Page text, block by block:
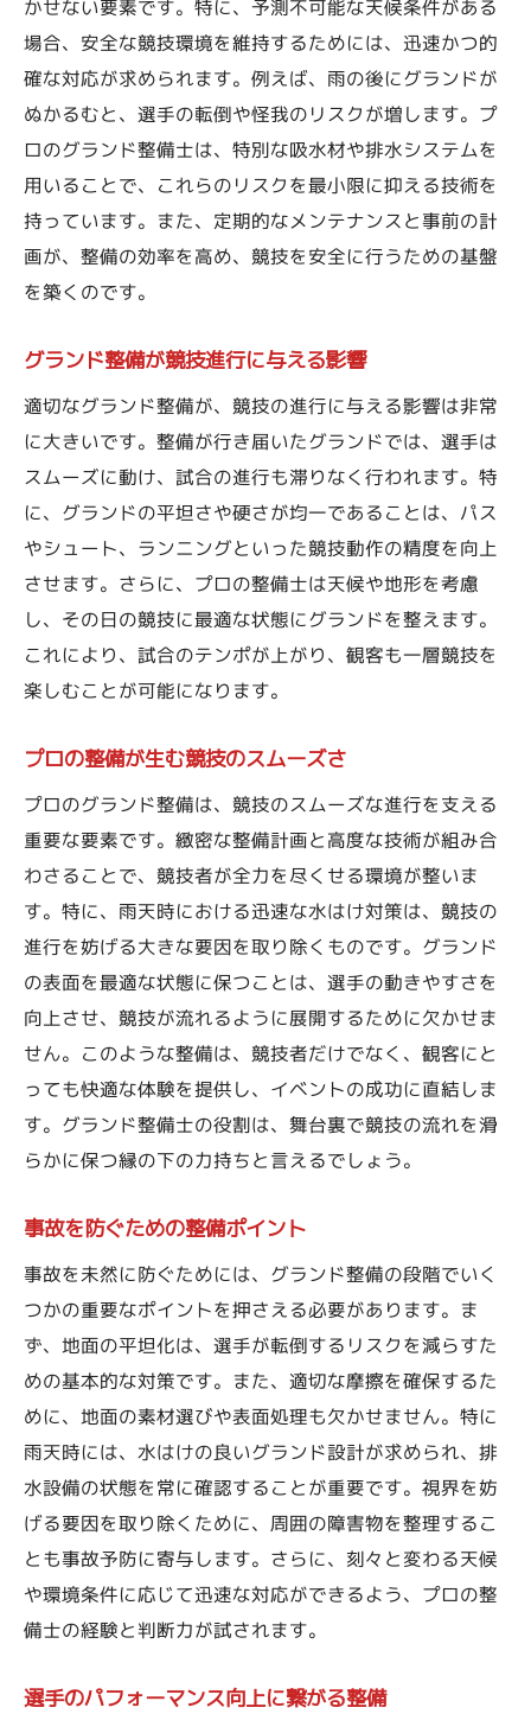
かせない要素です。特に、予測不可能な天候条件がある
場合、安全な競技環境を維持するためには、迅速かつ的
確な対応が求められます。例えば、雨の後にグランドが
ぬかるむと、選手の転倒や怪我のリスクが増します。プ
ロのグランド整備士は、特別な吸水材や排水システムを
用いることで、これらのリスクを最小限に抑える技術を
持っています。また、定期的なメンテナンスと事前の計
画が、整備の効率を高め、競技を安全に行うための基盤
を築くのです。
グランド整備が競技進行に与える影響
適切なグランド整備が、競技の進行に与える影響は非常
に大きいです。整備が行き届いたグランドでは、選手は
スムーズに動け、試合の進行も滞りなく行われます。特
に、グランドの平坦さや硬さが均一であることは、パス
やシュート、ランニングといった競技動作の精度を向上
させます。さらに、プロの整備士は天候や地形を考慮
し、その日の競技に最適な状態にグランドを整えます。
これにより、試合のテンポが上がり、観客も一層競技を
楽しむことが可能になります。
プロの整備が生む競技のスムーズさ
プロのグランド整備は、競技のスムーズな進行を支える
重要な要素です。緻密な整備計画と高度な技術が組み合
わさることで、競技者が全力を尽くせる環境が整いま
す。特に、雨天時における迅速な水はけ対策は、競技の
進行を妨げる大きな要因を取り除くものです。グランド
の表面を最適な状態に保つことは、選手の動きやすさを
向上させ、競技が流れるように展開するために欠かせま
せん。このような整備は、競技者だけでなく、観客にと
っても快適な体験を提供し、イベントの成功に直結しま
す。グランド整備士の役割は、舞台裏で競技の流れを滑
らかに保つ縁の下の力持ちと言えるでしょう。
事故を防ぐための整備ポイント
事故を未然に防ぐためには、グランド整備の段階でいく
つかの重要なポイントを押さえる必要があります。ま
ず、地面の平坦化は、選手が転倒するリスクを減らすた
めの基本的な対策です。また、適切な摩擦を確保するた
めに、地面の素材選びや表面処理も欠かせません。特に
雨天時には、水はけの良いグランド設計が求められ、排
水設備の状態を常に確認することが重要です。視界を妨
げる要因を取り除くために、周囲の障害物を整理するこ
とも事故予防に寄与します。さらに、刻々と変わる天候
や環境条件に応じて迅速な対応ができるよう、プロの整
備士の経験と判断力が試されます。
選手のパフォーマンス向上に繋がる整備